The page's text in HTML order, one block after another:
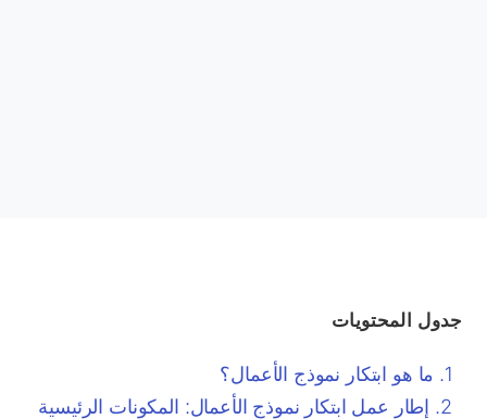
جدول المحتويات
ما هو ابتكار نموذج الأعمال؟
إطار عمل ابتكار نموذج الأعمال: المكونات الرئيسية